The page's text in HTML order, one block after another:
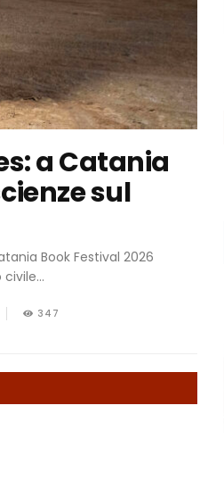
a Catania
sul
Book Festival 2026
347